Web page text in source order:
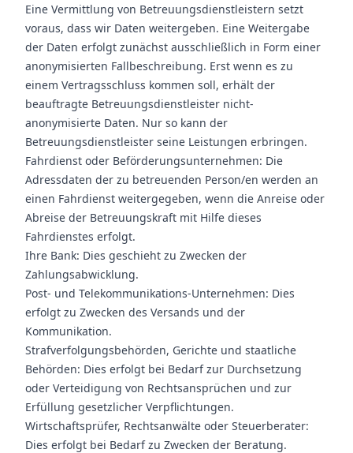
Eine Vermittlung von Betreuungsdienstleistern setzt
voraus, dass wir Daten weitergeben. Eine Weitergabe
der Daten erfolgt zunächst ausschließlich in Form einer
anonymisierten Fallbeschreibung. Erst wenn es zu
einem Vertragsschluss kommen soll, erhält der
beauftragte Betreuungsdienstleister nicht-
anonymisierte Daten. Nur so kann der
Betreuungsdienstleister seine Leistungen erbringen.
Fahrdienst oder Beförderungsunternehmen: Die
Adressdaten der zu betreuenden Person/en werden an
einen Fahrdienst weitergegeben, wenn die Anreise oder
Abreise der Betreuungskraft mit Hilfe dieses
Fahrdienstes erfolgt.
Ihre Bank: Dies geschieht zu Zwecken der
Zahlungsabwicklung.
Post- und Telekommunikations-Unternehmen: Dies
erfolgt zu Zwecken des Versands und der
Kommunikation.
Strafverfolgungsbehörden, Gerichte und staatliche
Behörden: Dies erfolgt bei Bedarf zur Durchsetzung
oder Verteidigung von Rechtsansprüchen und zur
Erfüllung gesetzlicher Verpflichtungen.
Wirtschaftsprüfer, Rechtsanwälte oder Steuerberater:
Dies erfolgt bei Bedarf zu Zwecken der Beratung.